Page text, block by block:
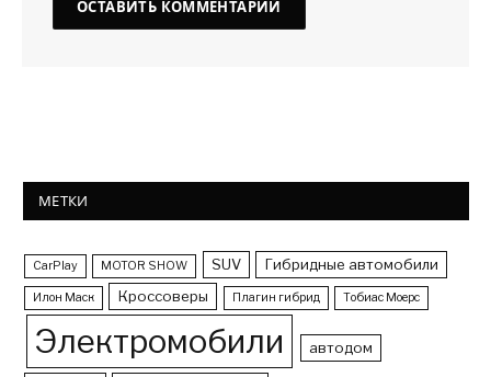
МЕТКИ
CarPlay MOTOR SHOW SUV Гибридные автомобили
Илон Маск Кроссоверы Плагин гибрид Тобиас Моерс
Электромобили автодом